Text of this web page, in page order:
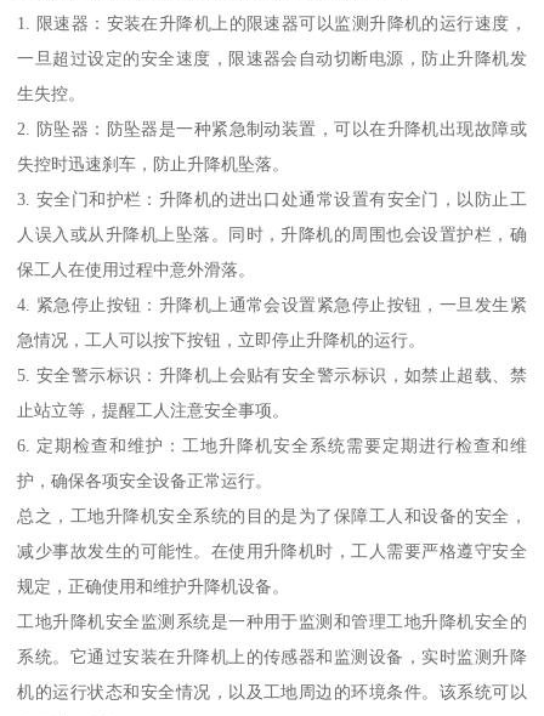
1. 限速器：安装在升降机上的限速器可以监测升降机的运行速度，
一旦超过设定的安全速度，限速器会自动切断电源，防止升降机发
生失控。
2. 防坠器：防坠器是一种紧急制动装置，可以在升降机出现故障或
失控时迅速刹车，防止升降机坠落。
3. 安全门和护栏：升降机的进出口处通常设置有安全门，以防止工
人误入或从升降机上坠落。同时，升降机的周围也会设置护栏，确
保工人在使用过程中意外滑落。
4. 紧急停止按钮：升降机上通常会设置紧急停止按钮，一旦发生紧
急情况，工人可以按下按钮，立即停止升降机的运行。
5. 安全警示标识：升降机上会贴有安全警示标识，如禁止超载、禁
止站立等，提醒工人注意安全事项。
6. 定期检查和维护：工地升降机安全系统需要定期进行检查和维
护，确保各项安全设备正常运行。
总之，工地升降机安全系统的目的是为了保障工人和设备的安全，
减少事故发生的可能性。在使用升降机时，工人需要严格遵守安全
规定，正确使用和维护升降机设备。
工地升降机安全监测系统是一种用于监测和管理工地升降机安全的
系统。它通过安装在升降机上的传感器和监测设备，实时监测升降
机的运行状态和安全情况，以及工地周边的环境条件。该系统可以